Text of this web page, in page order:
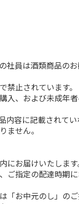
社員は酒類商品の
止されています。
入、および未成年
容に記載されてい
ません。
お届けいたします
ご指定の配達時期
「お中元のし」の